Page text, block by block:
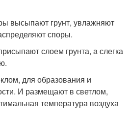
высыпают грунт, увлажняют
споры.
слоем грунта, а слегка
для образования и
И размещают в светлом,
температура воздуха